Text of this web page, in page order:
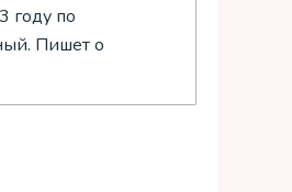
году по
Пишет о